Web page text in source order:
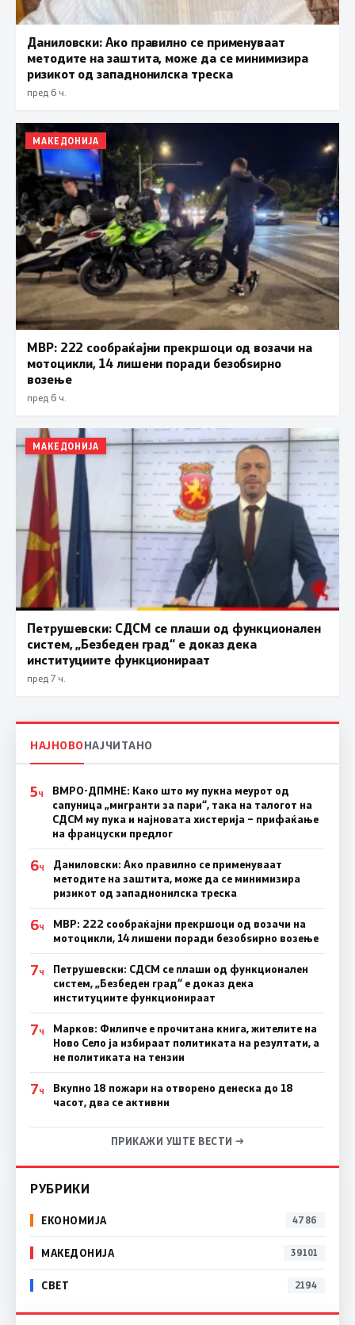
Даниловски: Ако правилно се применуваат
методите на заштита, може да се минимизира
ризикот од западнонилска треска
пред 6 ч.
МАКЕДОНИЈА
МВР: 222 сообраќајни прекршоци од возачи на
мотоцикли, 14 лишени поради безобѕирно
возење
пред 6 ч.
МАКЕДОНИЈА
Петрушевски: СДСМ се плаши од функционален
систем, „Безбеден град“ е доказ дека
институциите функционираат
пред 7 ч.
НАЈНОВОНАЈЧИТАНО
5Ч
ВМРО-ДПМНЕ: Како што му пукна меурот од
сапуница „мигранти за пари“, така на талогот на
СДСМ му пука и најновата хистерија – прифаќање
на француски предлог
6Ч
Даниловски: Ако правилно се применуваат
методите на заштита, може да се минимизира
ризикот од западнонилска треска
6Ч
МВР: 222 сообраќајни прекршоци од возачи на
мотоцикли, 14 лишени поради безобѕирно возење
7Ч
Петрушевски: СДСМ се плаши од функционален
систем, „Безбеден град“ е доказ дека
институциите функционираат
7Ч
Марков: Филипче е прочитана книга, жителите на
Ново Село ја избираат политиката на резултати, а
не политиката на тензии
7Ч
Вкупно 18 пожари на отворено денеска до 18
часот, два се активни
ПРИКАЖИ УШТЕ ВЕСТИ →
РУБРИКИ
ЕКОНОМИЈА 4786
МАКЕДОНИЈА 39101
СВЕТ 2194